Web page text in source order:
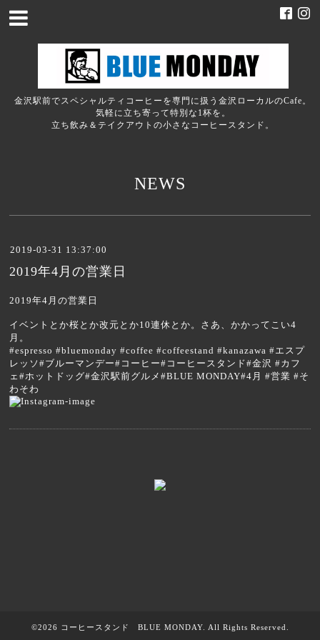
金沢駅前でスペシャルティコーヒーを専門に扱う金沢ローカルのCafe。
気軽に立ち寄って特別な1杯を。
立ち飲み＆テイクアウトの小さなコーヒースタンド。
NEWS
2019-03-31 13:37:00
2019年4月の営業日
2019年4月の営業日
イベントとか桜とか改元とか10連休とか。さあ、かかってこい4
月。
#espresso #bluemonday #coffee #coffeestand #kanazawa #エスプ
レッソ#ブルーマンデー#コーヒー#コーヒースタンド#金沢 #カフ
ェ#ホットドッグ#金沢駅前グルメ#BLUE MONDAY#4月 #営業 #そ
わそわ
©2026 コーヒースタンド BLUE MONDAY. All Rights Reserved.